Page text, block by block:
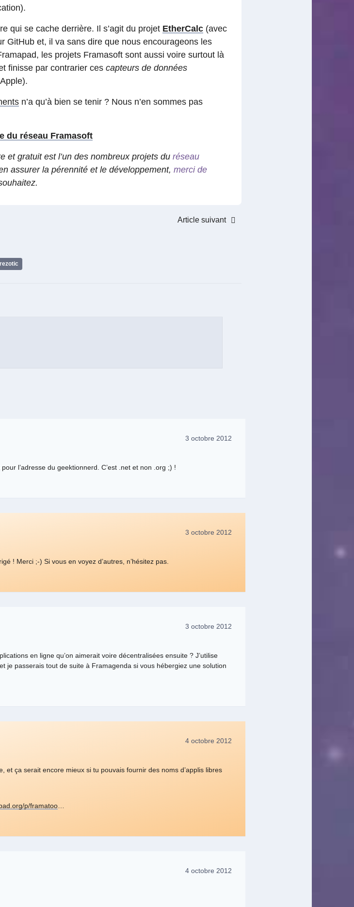
qui se cache derrière. Il s’agit du projet EtherCalc(avec
GitHub et, il va sans dire que nous encourageons les
les projets Framasoft sont aussi voire surtout là
finisse par contrarier ces capteurs de données
n’a qu’à bien se tenir ? Nous n’en sommes pas
du réseau Framasoft
et gratuit est l’un des nombreux projets du réseau
assurer la pérennité et le développement, merci de
Article suivant
rezotic
3 octobre 2012
pour l’adresse du geektionnerd. C’est .net et non .org ;) !
3 octobre 2012
! Merci ;-) Si vous en voyez d’autres, n’hésitez pas.
3 octobre 2012
en ligne qu’on aimerait voire décentralisées ensuite ? J’utilise
je passerais tout de suite à Framagenda si vous hébergiez une solution
4 octobre 2012
et ça serait encore mieux si tu pouvais fournir des noms d’applis libres
p/framatoo…
4 octobre 2012